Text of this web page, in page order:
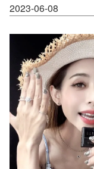
2023-06-08